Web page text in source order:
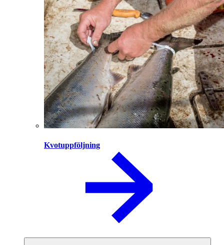
Kvotuppföljning